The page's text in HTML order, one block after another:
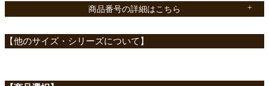
商品番号の詳細はこちら